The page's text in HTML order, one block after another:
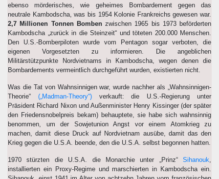
ebenso mörderisches, wie geheimes Bombardement gegen das
neutrale Kambodscha, was bis 1954 Kolonie Frankreichs gewesen war.
2,7 Millionen Tonnen Bombenzwischen 1965 bis 1973 beförderten
Kambodscha „zurück in die Steinzeit“ und töteten 200.000 Menschen.
Den U.S.-Bomberpiloten wurde vom Pentagon sogar verboten, die
eigenen Vorgesetzten zu informieren. Die angeblichen
Militärstützpunkte Nordvietnams in Kambodscha, wegen denen die
Bombardements vermeintlich durchgeführt wurden, existierten nicht.
Was die Tat von Wahnsinnigen war, wurde nachher als „Wahnsinnigen-
Theorie“ („Madman-Theory“)verkauft: die U.S.-Regierung unter
Präsident Richard Nixon und Außenminister Henry Kissinger (der später
den Friedensnobelpreis bekam) behauptete, sie habe sich wahnsinnig
benommen, um der Sowjetunion Angst vor einem Atomkrieg zu
machen, damit diese Druck auf Nordvietnam ausübe, damit das den
Krieg gegen die U.S.A. beende, den die U.S.A. selbst begonnen hatten.
1970 stürzten die U.S.A. die Monarchie unter „Prinz“ Sihanouk,
installierten ein Proxy-Regime und marschierten in Kambodscha ein.